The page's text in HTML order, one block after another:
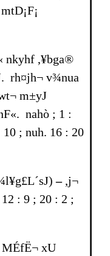
nkyhf ,¥bga®
rh¤jh¬ v¾nua
m±yJ
nahò ; 1 :
; nuh. 16 : 20
– ,j¬
: 9 ; 20 : 2 ;
xU